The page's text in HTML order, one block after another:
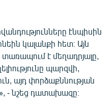
էնպիսին
կալանքի հետ։ Այն
տառապում է մեղադրյալը,
պարզվի,
այդ փորձաքննության
- նշեց դատախազը։